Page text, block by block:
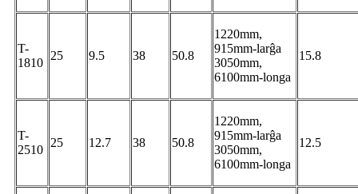
T-
1810
25 9.5 38 50.8
1220mm,
915mm-larĝa
3050mm,
6100mm-longa
15.8
T-
2510
25 12.7 38 50.8
1220mm,
915mm-larĝa
3050mm,
6100mm-longa
12.5